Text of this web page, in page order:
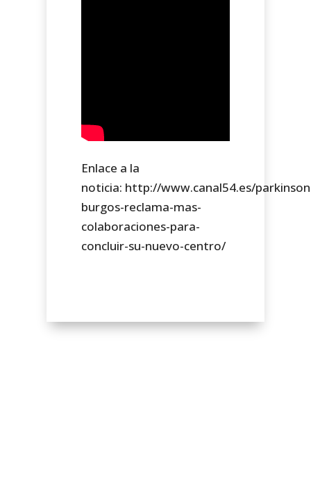
Enlace a la
noticia: http://www.canal54.es/
burgos-reclama-mas-
colaboraciones-para-
concluir-su-nuevo-centro/